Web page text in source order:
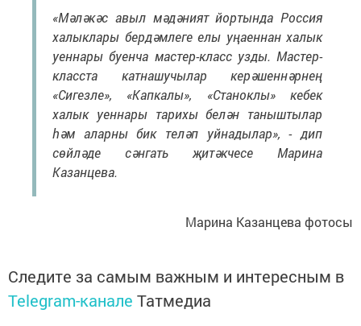
«Мәләкәс авыл мәдәният йортында Россия
халыклары бердәмлеге елы уңаеннан халык
уеннары буенча мастер-класс узды. Мастер-
класста катнашучылар керәшеннәрнең
«Сигезле», «Капкалы», «Станоклы» кебек
халык уеннары тарихы белән таныштылар
һәм аларны бик теләп уйнадылар», - дип
сөйләде сәнгать җитәкчесе Марина
Казанцева.
Марина Казанцева фотосы
Следите за самым важным и интересным в
Telegram-канале Татмедиа